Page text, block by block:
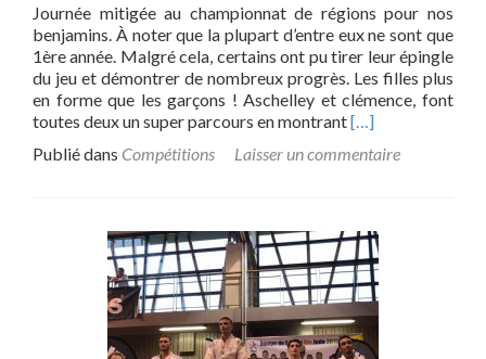
Journée mitigée au championnat de régions pour nos
benjamins. À noter que la plupart d’entre eux ne sont que
1ère année. Malgré cela, certains ont pu tirer leur épingle
du jeu et démontrer de nombreux progrès. Les filles plus
en forme que les garçons ! Aschelley et clémence, font
toutes deux un super parcours en montrantRead
about
régions
Benjamins
[…]
Publié dans Compétitions Laisser un commentaire